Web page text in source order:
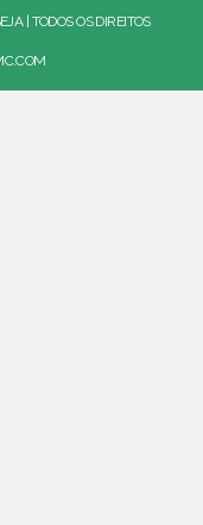
| TODOS OS DIREITOS